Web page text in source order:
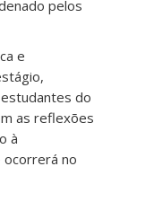
pelos
e
do
as reflexões
à
ocorrerá no